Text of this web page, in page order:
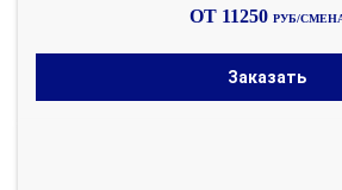
ОТ 11250 РУБ/
Заказать